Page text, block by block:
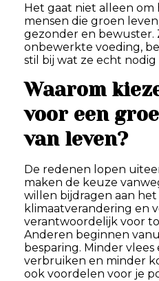
Het gaat niet alleen om
mensen die groen
gezonder en bewuster.
onbewerkte voeding,
stil bij wat ze echt
Waarom
voor een
van leven?
De redenen lopen
maken de keuze
willen bijdragen aan
klimaatverandering en
verantwoordelijk voor
Anderen beginnen
besparing. Minder
verbruiken en minder
ook voordelen voor je